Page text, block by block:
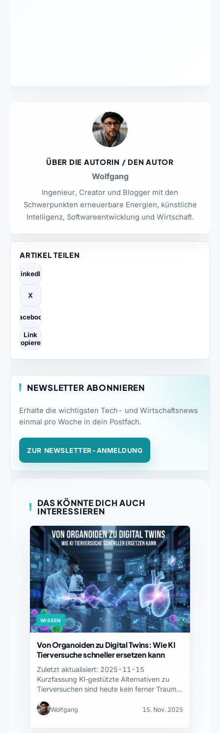
ÜBER DIE AUTORIN / DEN AUTOR
Wolfgang
Ingenieur, Creator und Blogger mit den
Schwerpunkten erneuerbare Energien, künstliche
Intelligenz, Softwareentwicklung und Wirtschaft.
ARTIKEL TEILEN
LinkedIn
X
Facebook
Link
kopieren
NEWSLETTER ABONNIEREN
Erhalte die wichtigsten Tech- und Wirtschaftsnews
einmal pro Woche in dein Postfach.
ZUR NEWSLETTER-ANMELDUNG
DAS KÖNNTE DICH AUCH
INTERESSIEREN
WISSEN
Von Organoiden zu Digital Twins: Wie KI
Tierversuche schneller ersetzen kann
Zuletzt aktualisiert: 2025-11-15
Kurzfassung KI‑gestützte Alternativen zu
Tierversuchen sind heute kein ferner Traum,
Wolfgang 15. Nov. 2025